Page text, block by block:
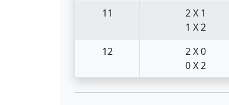
11
2 X 1
1 X 2
12
2 X 0
0 X 2